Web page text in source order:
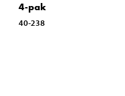
4-pak
40-238